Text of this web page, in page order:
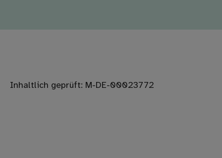
Inhaltlich geprüft: M-DE-00023772